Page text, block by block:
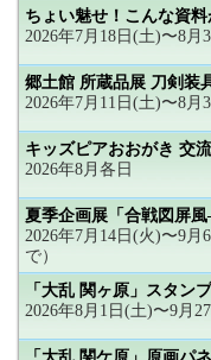
ちょい魅せ！こんな資
2026年7月18日(土)〜8月
郷土館 所蔵品展 刀剣装
2026年7月11日(土)〜8月
キッズピアおおがき 交
2026年8月各日
夏季企画展「合戦図屏
2026年7月14日(火)〜9月
で）
「大乱 関ヶ原」スタン
2026年8月1日(土)〜9月